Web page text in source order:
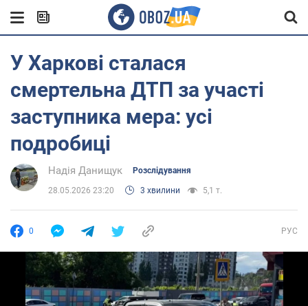
У Харкові сталася
смертельна ДТП за участі
заступника мера: усі
подробиці
Надія Данищук Розслідування
28.05.2026 23:20 3 хвилини 5,1 т.
0 РУС